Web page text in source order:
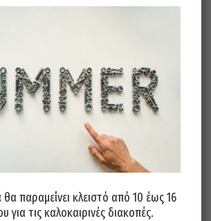
Προσθήκη Στο Καλάθι
παραμείνει κλειστό από 10 έως 16
για τις καλοκαιρινές διακοπές.